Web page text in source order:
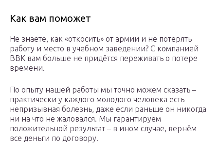
Как вам поможет
Не знаете, как «откосить» от армии и не потерять
работу и место в учебном заведении? С компанией
ВВК вам больше не придётся переживать о потере
времени.
По опыту нашей работы мы точно можем сказать –
практически у каждого молодого человека есть
непризывная болезнь, даже если раньше он никогда
ни на что не жаловался. Мы гарантируем
положительной результат – в ином случае, вернём
все деньги по договору.